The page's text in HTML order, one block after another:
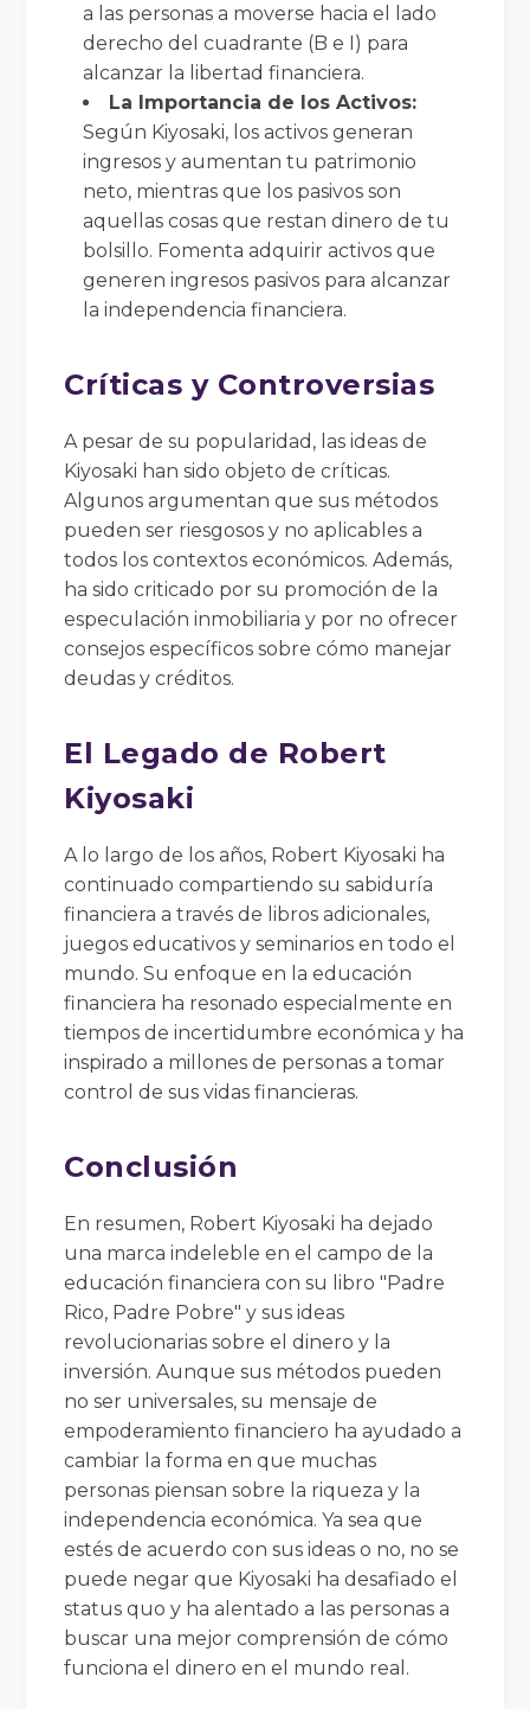
a las personas a moverse hacia el lado
derecho del cuadrante (B e I) para
alcanzar la libertad financiera.
La Importancia de los Activos:
Según Kiyosaki, los activos generan
ingresos y aumentan tu patrimonio
neto, mientras que los pasivos son
aquellas cosas que restan dinero de tu
bolsillo. Fomenta adquirir activos que
generen ingresos pasivos para alcanzar
la independencia financiera.
Críticas y Controversias
A pesar de su popularidad, las ideas de
Kiyosaki han sido objeto de críticas.
Algunos argumentan que sus métodos
pueden ser riesgosos y no aplicables a
todos los contextos económicos. Además,
ha sido criticado por su promoción de la
especulación inmobiliaria y por no ofrecer
consejos específicos sobre cómo manejar
deudas y créditos.
El Legado de Robert
Kiyosaki
A lo largo de los años, Robert Kiyosaki ha
continuado compartiendo su sabiduría
financiera a través de libros adicionales,
juegos educativos y seminarios en todo el
mundo. Su enfoque en la educación
financiera ha resonado especialmente en
tiempos de incertidumbre económica y ha
inspirado a millones de personas a tomar
control de sus vidas financieras.
Conclusión
En resumen, Robert Kiyosaki ha dejado
una marca indeleble en el campo de la
educación financiera con su libro "Padre
Rico, Padre Pobre" y sus ideas
revolucionarias sobre el dinero y la
inversión. Aunque sus métodos pueden
no ser universales, su mensaje de
empoderamiento financiero ha ayudado a
cambiar la forma en que muchas
personas piensan sobre la riqueza y la
independencia económica. Ya sea que
estés de acuerdo con sus ideas o no, no se
puede negar que Kiyosaki ha desafiado el
status quo y ha alentado a las personas a
buscar una mejor comprensión de cómo
funciona el dinero en el mundo real.